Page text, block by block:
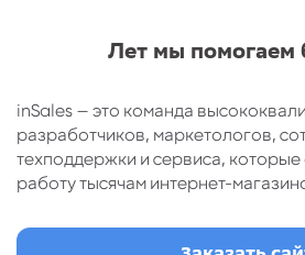
Лет мы помогаем
inSales — это команда
разработчиков, маркетологов,
техподдержки и сервиса,
работу тысячам интернет-